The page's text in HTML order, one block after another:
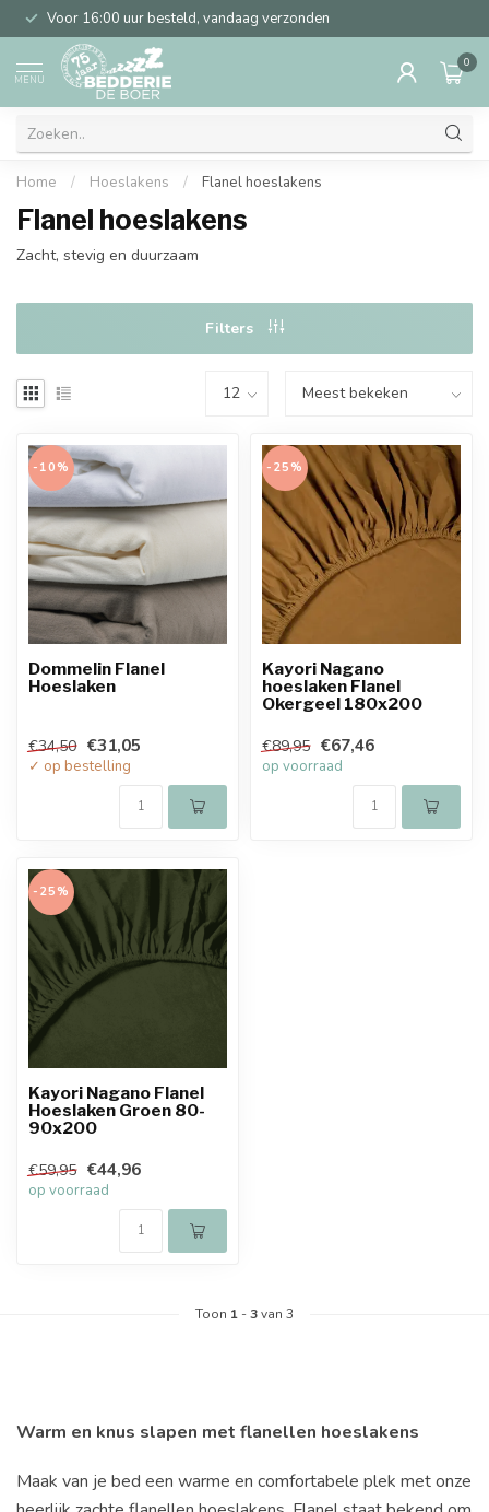
Voor 16:00 uur besteld, vandaag verzonden
MENU
0
Home / Hoeslakens / Flanel hoeslakens
Flanel hoeslakens
Zacht, stevig en duurzaam
Filters
-10%
Dommelin Flanel
Hoeslaken
€34,50 €31,05
✓ op bestelling
-25%
Kayori Nagano
hoeslaken Flanel
Okergeel 180x200
€89,95 €67,46
op voorraad
-25%
Kayori Nagano Flanel
Hoeslaken Groen 80-
90x200
€59,95 €44,96
op voorraad
Toon 1 -3van 3
Warm en knus slapen met flanellen hoeslakens
Maak van je bed een warme en comfortabele plek met onze